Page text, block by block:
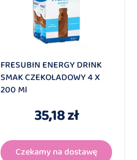
FRESUBIN ENERGY DRINK
SMAK CZEKOLADOWY 4 X
200 Ml
35,18 zł
Czekamy na dostawę